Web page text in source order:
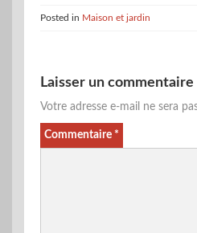
Posted in Maison et jardin
Laisser un commentaire
Votre adresse e-mail ne sera
Commentaire *